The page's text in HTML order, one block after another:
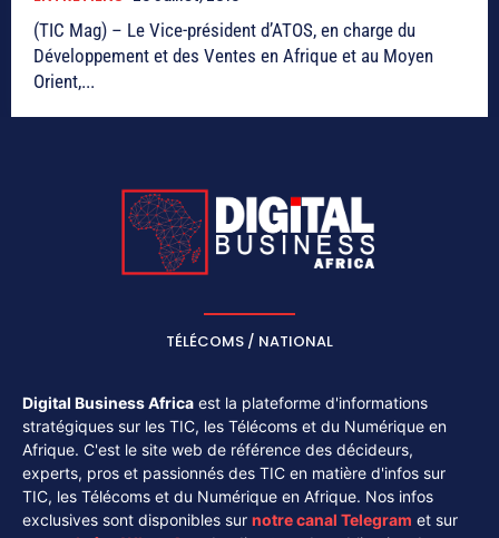
(TIC Mag) – Le Vice-président d’ATOS, en charge du
Développement et des Ventes en Afrique et au Moyen
Orient,...
TÉLÉCOMS / NATIONAL
Digital Business Africa est la plateforme d'informations
stratégiques sur les TIC, les Télécoms et du Numérique en
Afrique. C'est le site web de référence des décideurs,
experts, pros et passionnés des TIC en matière d'infos sur
TIC, les Télécoms et du Numérique en Afrique. Nos infos
exclusives sont disponibles sur notre canal Telegram et sur